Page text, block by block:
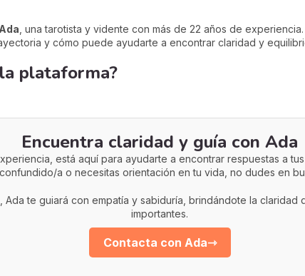
, una tarotista y vidente con más de 22 años de
y cómo puede ayudarte a encontrar claridad y
plataforma?
Encuentra claridad y guía con Ada
está aquí para ayudarte a encontrar respuestas a
a o necesitas orientación en tu vida, no dudes en
te guiará con empatía y sabiduría, brindándote la claridad
importantes.
Contacta con Ada